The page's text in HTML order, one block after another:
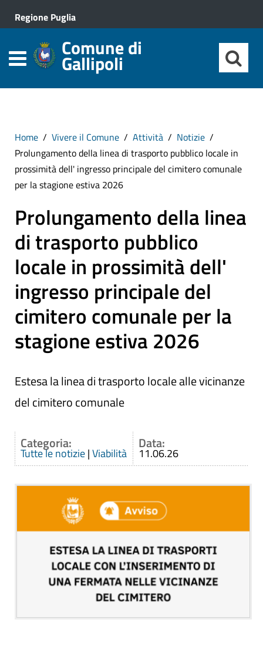
Regione Puglia
Comune di
Gallipoli
Home Vivere il Comune Attività
Notizie
Prolungamento della linea di trasporto pubblico locale in
prossimità dell' ingresso principale del cimitero comunale
per la stagione estiva 2026
Prolungamento della linea
di trasporto pubblico
locale in prossimità dell'
ingresso principale del
cimitero comunale per la
stagione estiva 2026
Estesa la linea di trasporto locale alle vicinanze
del cimitero comunale
Categoria:
Tutte le notizie|Viabilità
Data:
11.06.26